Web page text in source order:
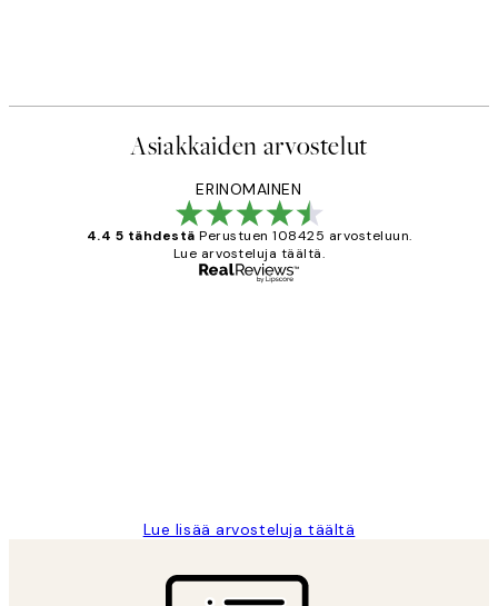
Asiakkaiden arvostelut
ERINOMAINEN
4.4 5 tähdestä Perustuen 108425 arvosteluun.
Lue arvosteluja täältä.
Lue lisää arvosteluja täältä